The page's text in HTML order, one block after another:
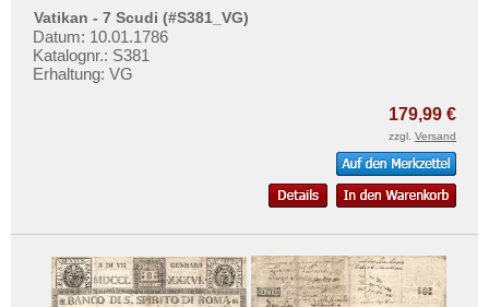
Vatikan - 7 Scudi (#S381_VG)
Datum: 10.01.1786
Katalognr.: S381
Erhaltung: VG
179,99 €
zzgl. Versand